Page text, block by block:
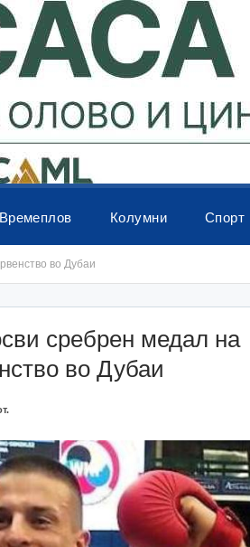
Времеплов Колумни Спорт
во Дубаи
сребрен медал на
во Дубаи